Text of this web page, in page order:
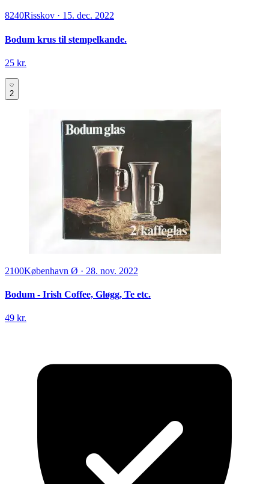
8240Risskov · 15. dec. 2022
Bodum krus til stempelkande.
25 kr.
2
2100København Ø · 28. nov. 2022
Bodum - Irish Coffee, Gløgg, Te etc.
49 kr.